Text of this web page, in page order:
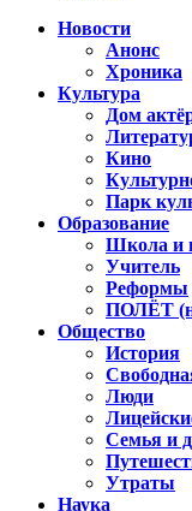
Новости
Анонс
Хроника
Культура
Дом
Кино
Парк
Образование
Школа и
Учитель
Реформы
ПОЛЁТ
Общество
История
Люди
Семья и
Утраты
Наука